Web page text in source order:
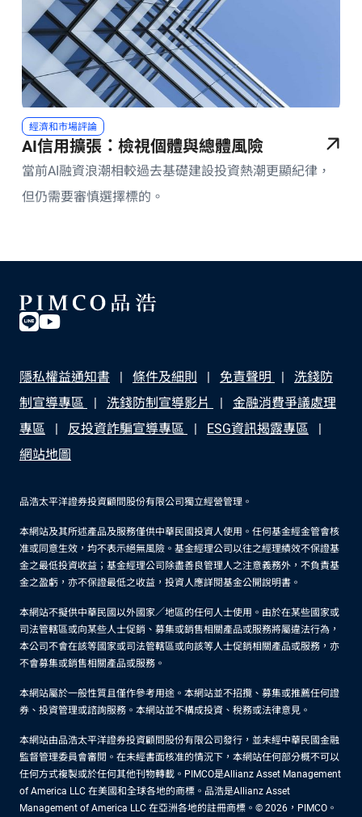
經濟和市場評論
AI信用擴張：檢視個體與總體風險
當前AI融資浪潮相較過去基礎建設投資熱潮更顯紀律，
但仍需要審慎選擇標的。
隱私權益通知書 條件及細則 免責聲明
洗錢防
制宣導專區
洗錢防制宣導影片
金融消費爭議處理
專區
反投資詐騙宣導專區
ESG資訊揭露專區
網站地圖
品浩太平洋證券投資顧問股份有限公司獨立經營管理。
本網站及其所述產品及服務僅供中華民國投資人使用。任何基金經金管會核
准或同意生效，均不表示絕無風險。基金經理公司以往之經理績效不保證基
金之最低投資收益；基金經理公司除盡善良管理人之注意義務外，不負責基
金之盈虧，亦不保證最低之收益，投資人應詳閱基金公開說明書。
本網站不擬供中華民國以外國家／地區的任何人士使用。由於在某些國家或
司法管轄區或向某些人士促銷、募集或銷售相關產品或服務將屬違法行為，
本公司不會在該等國家或司法管轄區或向該等人士促銷相關產品或服務，亦
不會募集或銷售相關產品或服務。
本網站屬於一般性質且僅作參考用途。本網站並不招攬、募集或推薦任何證
券、投資管理或諮詢服務。本網站並不構成投資、稅務或法律意見。
本網站由品浩太平洋證券投資顧問股份有限公司發行，並未經中華民國金融
監督管理委員會審閱。在未經書面核准的情況下，本網站任何部分概不可以
任何方式複製或於任何其他刊物轉載。PIMCO是Allianz Asset Management
of America LLC 在美國和全球各地的商標。品浩是Allianz Asset
Management of America LLC 在亞洲各地的註冊商標。© 2026，PIMCO。